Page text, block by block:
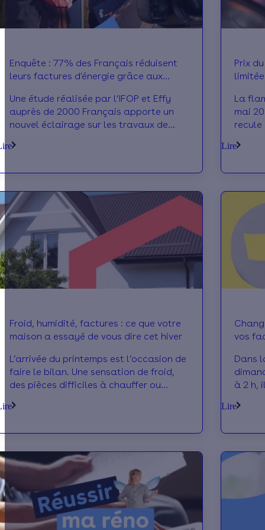
Enquête : 77% des Français réduisent
leurs factures d'énergie grâce aux
Une étude réalisée par l’IFOP et Effy
auprès de 2000 Français apporte un
nouvel éclairage sur les travaux de
satisfaction et recours aux aides : on
intéressants.
Prix
La
mai
recule
foyers
On
Lire
Froid, humidité, factures : ce que votre
maison a essayé de vous dire cet hiver
L’arrivée du printemps est l’occasion de
faire le bilan. Une sensation de froid,
des pièces difficiles à chauffer ou
au fil des mois ? Ce sont des
comment améliorer votre maison.
Faisons le point sur le confort de votre
logement pour identifier les solutions
vos
Dans
à 2 h,
Lire